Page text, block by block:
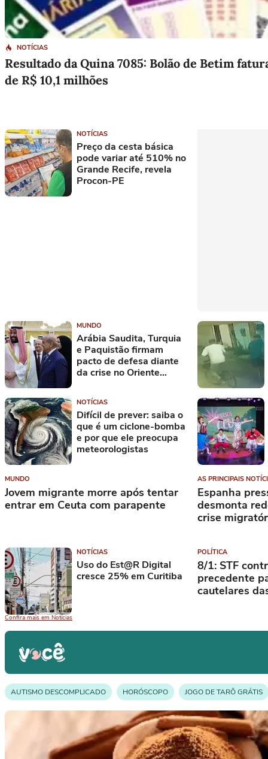
NOTÍCIAS
Resultado da Quina 7085: Bolão de Betim
de R$ 10,1 milhões
NOTÍCIAS
Preço da cesta básica
pode variar até 510% no
Grande Recife, revela
Procon-PE
MUNDO
Arábia Saudita, Turquia
e Paquistão firmam
pacto de defesa diante
da crise no Oriente
NOTÍCIAS
Difícil de prever: saiba o
que é um ciclone-bomba
e por que ele preocupa
meteorologistas
MUNDO
Jovem migrante morre após tentar
entrar em Ceuta com parapente
AS PRINCIPAIS
Espanha
desmonta
crise
NOTÍCIAS
Uso do Est@R Digital
cresce 25% em Curitiba
POLÍTICA
8/1: STF
precedente
cautelares
Confira mais em Notícias
AUTISMO DESCOMPLICADO HORÓSCOPO JOGO DE TARÔ GRÁTIS
AUTISMO AUTOCUIDADO SAÚDE SAÚDE MENTAL
VÍDEOS